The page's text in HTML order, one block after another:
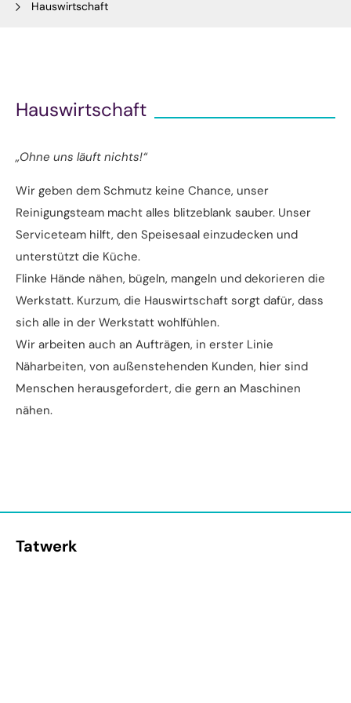
Hauswirtschaft
Hauswirtschaft
„Ohne uns läuft nichts!“
Wir geben dem Schmutz keine Chance, unser
Reinigungsteam macht alles blitzeblank sauber. Unser
Serviceteam hilft, den Speisesaal einzudecken und
unterstützt die Küche.
Flinke Hände nähen, bügeln, mangeln und dekorieren die
Werkstatt. Kurzum, die Hauswirtschaft sorgt dafür, dass
sich alle in der Werkstatt wohlfühlen.
Wir arbeiten auch an Aufträgen, in erster Linie
Näharbeiten, von außenstehenden Kunden, hier sind
Menschen herausgefordert, die gern an Maschinen
nähen.
Tatwerk